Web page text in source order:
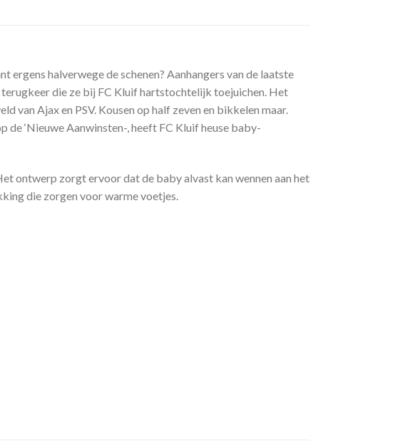
halverwege de schenen? Aanhangers van de laatste
die ze bij FC Kluif hartstochtelijk toejuichen. Het
van Ajax en PSV. Kousen op half zeven en bikkelen maar.
‘Nieuwe Aanwinsten-, heeft FC Kluif heuse baby-
ontwerp zorgt ervoor dat de baby alvast kan wennen aan het
die zorgen voor warme voetjes.